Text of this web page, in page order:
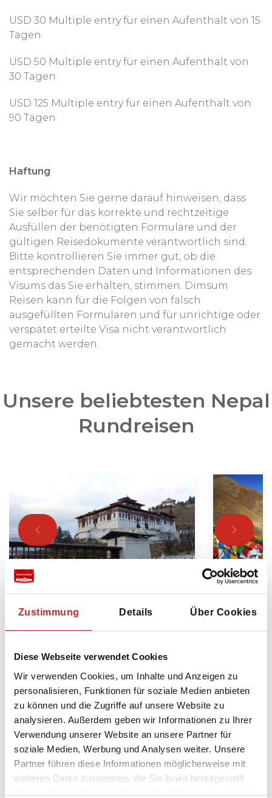
Zustimmung Details Über Cookies
Diese Webseite verwendet Cookies
Wir verwenden Cookies, um Inhalte und Anzeigen zu
personalisieren, Funktionen für soziale Medien anbieten
zu können und die Zugriffe auf unsere Website zu
analysieren. Außerdem geben wir Informationen zu Ihrer
Verwendung unserer Website an unsere Partner für
soziale Medien, Werbung und Analysen weiter. Unsere
Partner führen diese Informationen möglicherweise mit
weiteren Daten zusammen, die Sie ihnen bereitgestellt
haben oder die sie im Rahmen Ihrer Nutzung der Dienste
USD 30 Multiple entry für einen Aufenthalt von 15
Tagen
USD 50 Multiple entry für einen Aufenthalt von
30 Tagen
USD 125 Multiple entry für einen Aufenthalt von
90 Tagen
Haftung
Wir möchten Sie gerne darauf hinweisen, dass
Sie selber für das korrekte und rechtzeitige
Ausfüllen der benötigten Formulare und der
gültigen Reisedokumente verantwortlich sind.
Bitte kontrollieren Sie immer gut, ob die
entsprechenden Daten und Informationen des
Visums das Sie erhalten, stimmen. Dimsum
Reisen kann für die Folgen von falsch
ausgefüllten Formularen und für unrichtige oder
verspätet erteilte Visa nicht verantwortlich
gemacht werden.
Unsere beliebtesten Nepal
Rundreisen
Nepal und Bhutan Reise
Kathmandu - Kathmandu-Tal -
Thimphu - Punakha - Bumthang
17 Tage
ab 4795 € pro Person
vielen
ab